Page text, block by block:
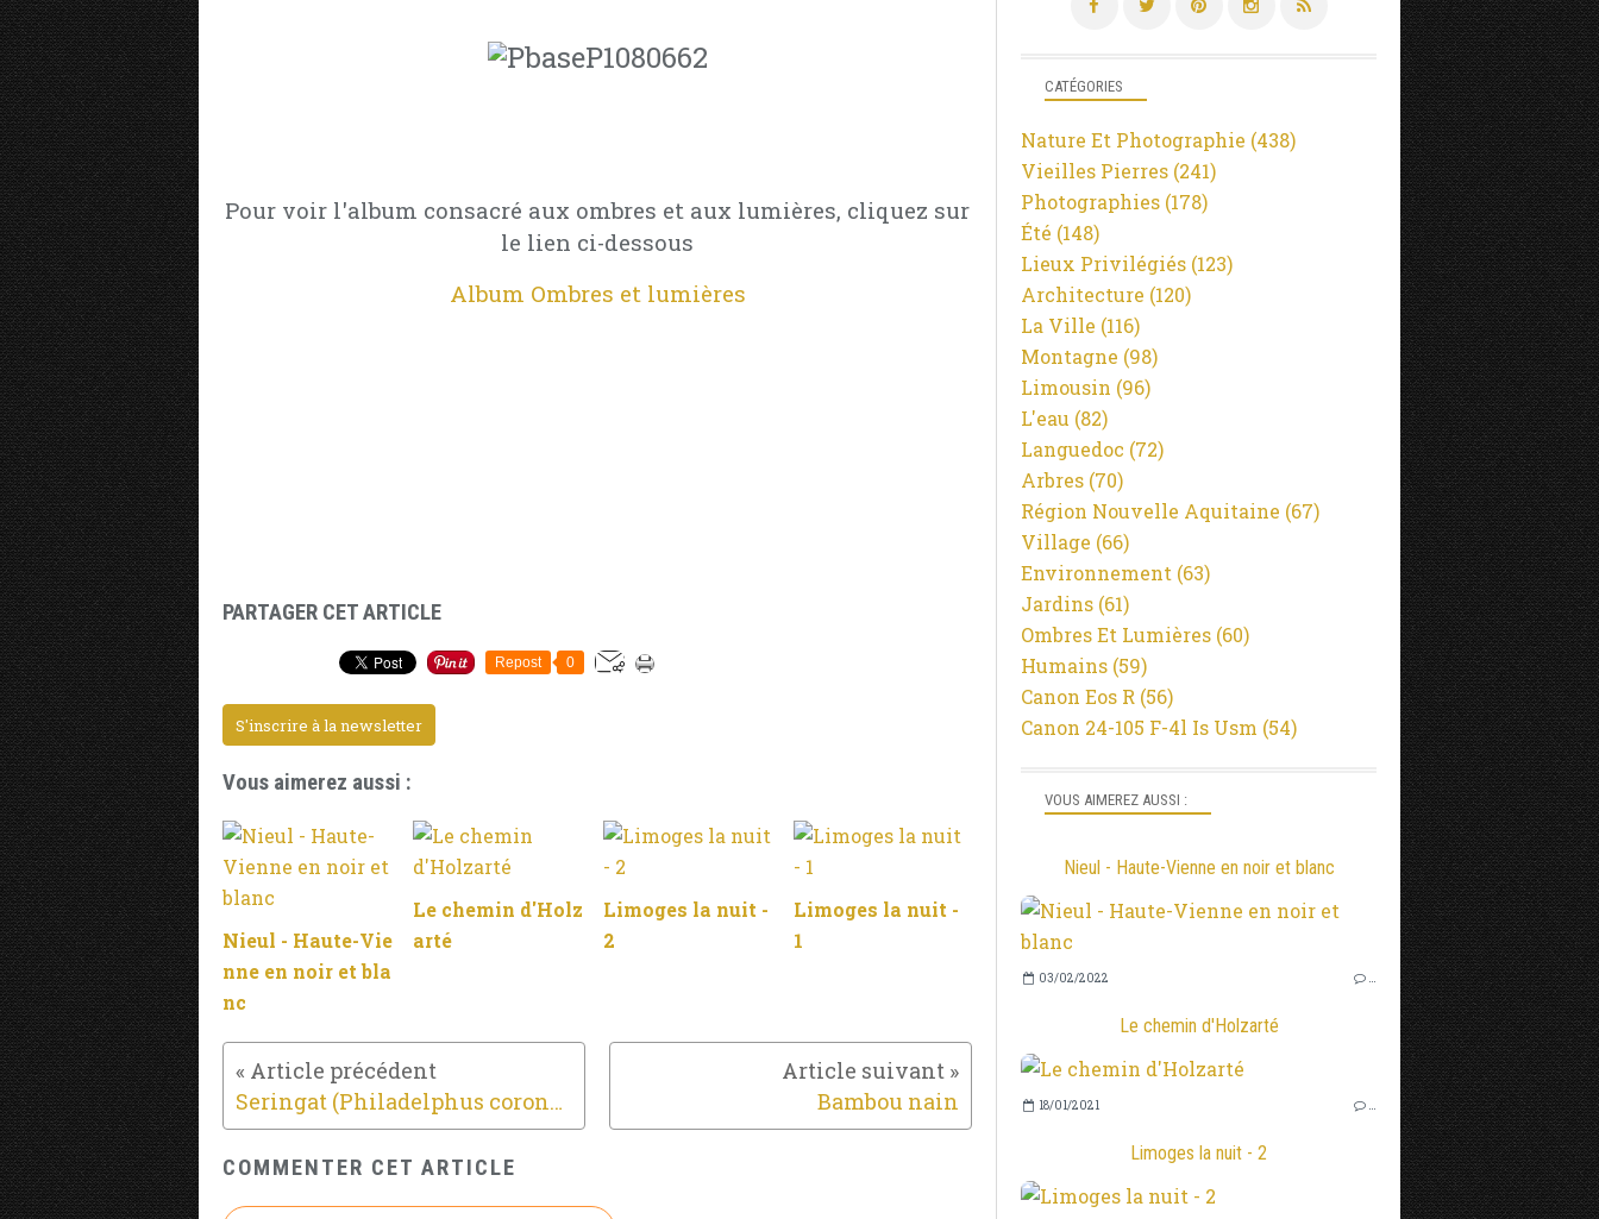
Pour voir l'album consacré aux ombres et aux lumières, cliquez sur
le lien ci-dessous
Album Ombres et lumières
PARTAGER CET ARTICLE
Repost 0
S'inscrire à la newsletter
Vous aimerez aussi :
Nieul - Haute-Vie
nne en noir et bla
nc
Le chemin d'Holz
arté
Limoges la nuit -
2
Limoges la nuit -
1
Seringat (Philadelphus coronarius) Bambou nain
COMMENTER CET ARTICLE
VOUS AIMEREZ AUSSI :
Nieul - Haute-Vienne en noir et blanc
03/02/2022 …
Le chemin d'Holzarté
18/01/2021 …
Limoges la nuit - 2
CATÉGORIES
Nature Et Photographie (438)
Vieilles Pierres (241)
Photographies (178)
Été (148)
Lieux Privilégiés (123)
Architecture (120)
La Ville (116)
Montagne (98)
Limousin (96)
L'eau (82)
Languedoc (72)
Arbres (70)
Région Nouvelle Aquitaine (67)
Village (66)
Environnement (63)
Jardins (61)
Ombres Et Lumières (60)
Humains (59)
Canon Eos R (56)
Canon 24-105 F-4l Is Usm (54)